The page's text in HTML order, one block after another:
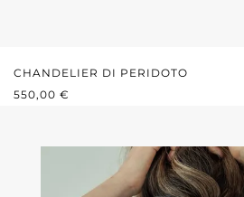
CHANDELIER DI PERIDOTO
PREZZO NORMALE:
550,00 €